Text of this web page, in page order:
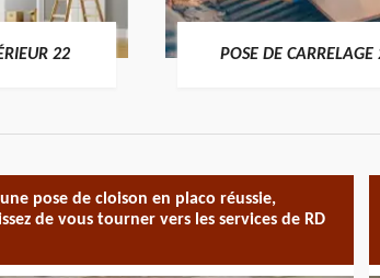
22 POSE DE CARRELAGE
pose de cloison en placo réussie,
de vous tourner vers les services de RD